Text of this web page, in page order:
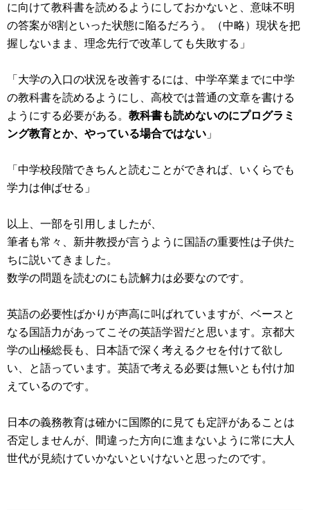
に向けて教科書を読めるようにしておかないと、意味不明
の答案が8割といった状態に陥るだろう。（中略）現状を把
握しないまま、理念先行で改革しても失敗する」
「大学の入口の状況を改善するには、中学卒業までに中学
の教科書を読めるようにし、高校では普通の文章を書ける
ようにする必要がある。 教科書も読めないのにプログラミ
ング教育とか、やっている場合ではない 」
「中学校段階できちんと読むことができれば、いくらでも
学力は伸ばせる」
以上、一部を引用しましたが、
筆者も常々、新井教授が言うように国語の重要性は子供た
ちに説いてきました。
数学の問題を読むのにも読解力は必要なのです。
英語の必要性ばかりが声高に叫ばれていますが、ベースと
なる国語力があってこその英語学習だと思います。京都大
学の山極総長も、日本語で深く考えるクセを付けて欲し
い、と語っています。英語で考える必要は無いとも付け加
えているのです。
日本の義務教育は確かに国際的に見ても定評があることは
否定しませんが、間違った方向に進まないように常に大人
世代が見続けていかないといけないと思ったのです。